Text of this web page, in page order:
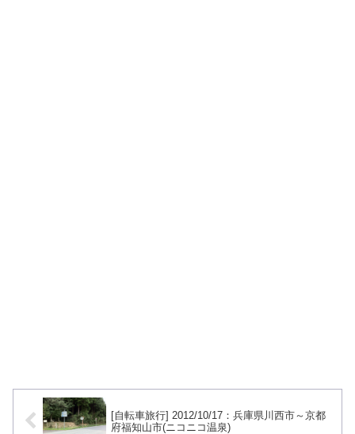
[自転車旅行] 2012/10/17：兵庫県川西市～京都
府福知山市(ニコニコ温泉)